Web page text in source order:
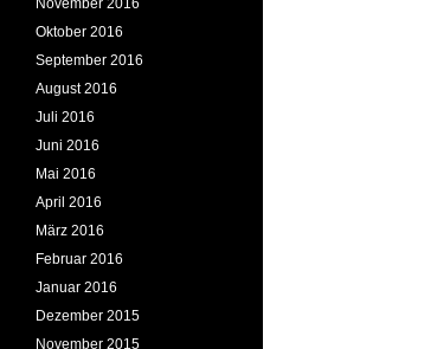
November 2016
Oktober 2016
September 2016
August 2016
Juli 2016
Juni 2016
Mai 2016
April 2016
März 2016
Februar 2016
Januar 2016
Dezember 2015
November 2015